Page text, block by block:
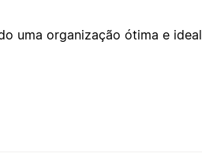
uma organização ótima e